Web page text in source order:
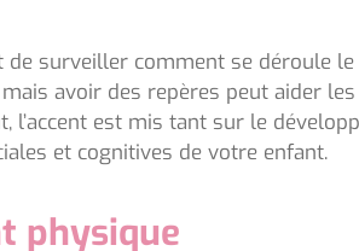
surveiller comment se déroule
avoir des repères peut aider
l’accent est mis tant sur le
et cognitives de votre enfant.
physique